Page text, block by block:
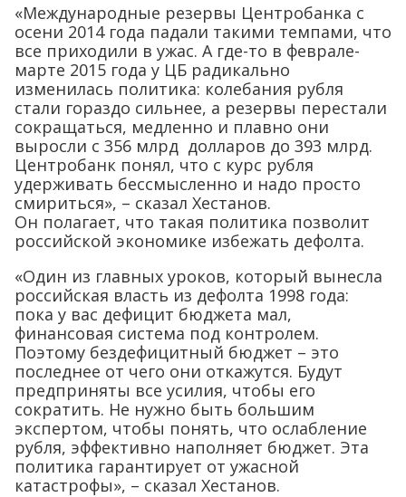
«Международные резервы Центробанка с
осени 2014 года падали такими темпами, что
все приходили в ужас. А где-то в феврале-
марте 2015 года у ЦБ радикально
изменилась политика: колебания рубля
стали гораздо сильнее, а резервы перестали
сокращаться, медленно и плавно они
выросли с 356 млрд долларов до 393 млрд.
Центробанк понял, что с курс рубля
удерживать бессмысленно и надо просто
смириться», – сказал Хестанов.
Он полагает, что такая политика позволит
российской экономике избежать дефолта.
«Один из главных уроков, который вынесла
российская власть из дефолта 1998 года:
пока у вас дефицит бюджета мал,
финансовая система под контролем.
Поэтому бездефицитный бюджет – это
последнее от чего они откажутся. Будут
предприняты все усилия, чтобы его
сократить. Не нужно быть большим
экспертом, чтобы понять, что ослабление
рубля, эффективно наполняет бюджет. Эта
политика гарантирует от ужасной
катастрофы», – сказал Хестанов.